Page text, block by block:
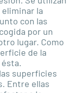
la
con las
por un
lugar. Como
de la
superficies
Entre ellas